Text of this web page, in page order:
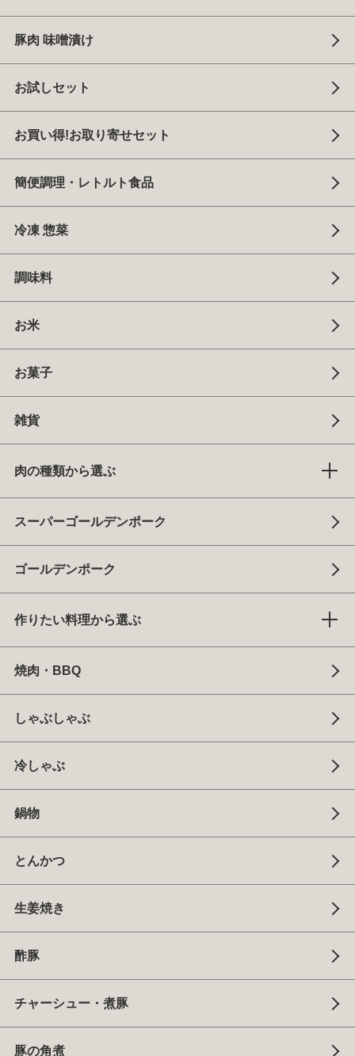
豚肉 味噌漬け
お試しセット
お買い得!お取り寄せセット
簡便調理・レトルト食品
冷凍 惣菜
調味料
お米
お菓子
雑貨
肉の種類から選ぶ
スーパーゴールデンポーク
ゴールデンポーク
作りたい料理から選ぶ
焼肉・BBQ
しゃぶしゃぶ
冷しゃぶ
鍋物
とんかつ
生姜焼き
酢豚
チャーシュー・煮豚
豚の角煮